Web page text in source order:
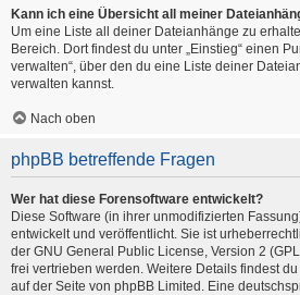
Kann ich eine Übersicht all meiner
Um eine Liste all deiner Dateianhänge zu
Bereich. Dort findest du unter „Einstieg“ einen
verwalten“, über den du eine Liste deiner
verwalten kannst.
Nach oben
phpBB betreffende Fragen
Wer hat diese Forensoftware entwickelt?
Diese Software (in ihrer unmodifizierten
entwickelt und veröffentlicht. Sie ist
der GNU General Public License, Version 2
frei vertrieben werden. Weitere Details findest du
auf der Seite von phpBB Limited . Eine